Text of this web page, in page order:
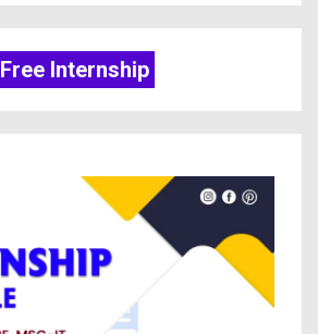
Free Internship